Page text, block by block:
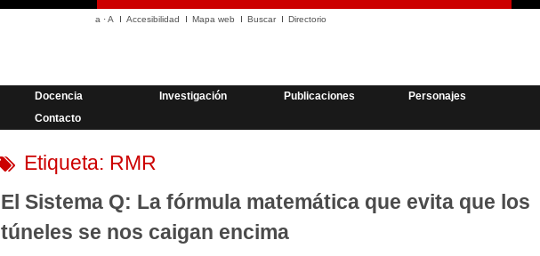
a ·A Accesibilidad Mapa web Buscar Directorio
Docencia Investigación Publicaciones
Personajes
Contacto
Etiqueta: RMR
El Sistema Q: La fórmula matemática que evita que los
túneles se nos caigan encima